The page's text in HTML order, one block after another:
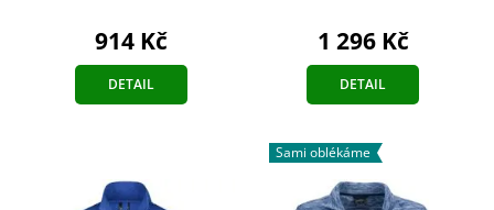
914 Kč
DETAIL
1 296 Kč
DETAIL
Sami oblékáme